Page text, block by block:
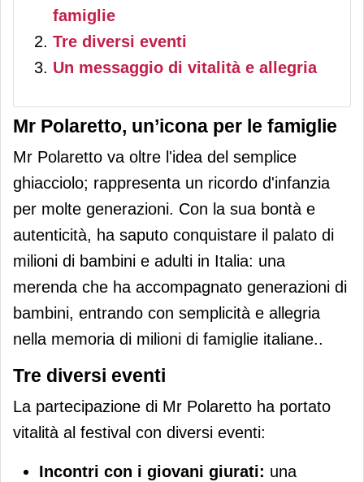
famiglie
Tre diversi eventi
Un messaggio di vitalità e allegria
Mr Polaretto, un’icona per le famiglie
Mr Polaretto va oltre l'idea del semplice
ghiacciolo; rappresenta un ricordo d'infanzia
per molte generazioni. Con la sua bontà e
autenticità, ha saputo conquistare il palato di
milioni di bambini e adulti in Italia: una
merenda che ha accompagnato generazioni di
bambini, entrando con semplicità e allegria
nella memoria di milioni di famiglie italiane..
Tre diversi eventi
La partecipazione di Mr Polaretto ha portato
vitalità al festival con diversi eventi:
Incontri con i giovani giurati: una